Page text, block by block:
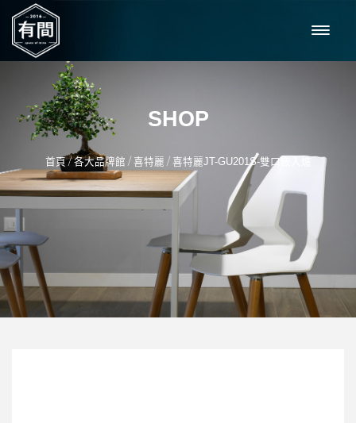
SHOP
首頁/各大品牌館 / 喜特麗 / 喜特麗JT-GU201S-雙口嵌入爐